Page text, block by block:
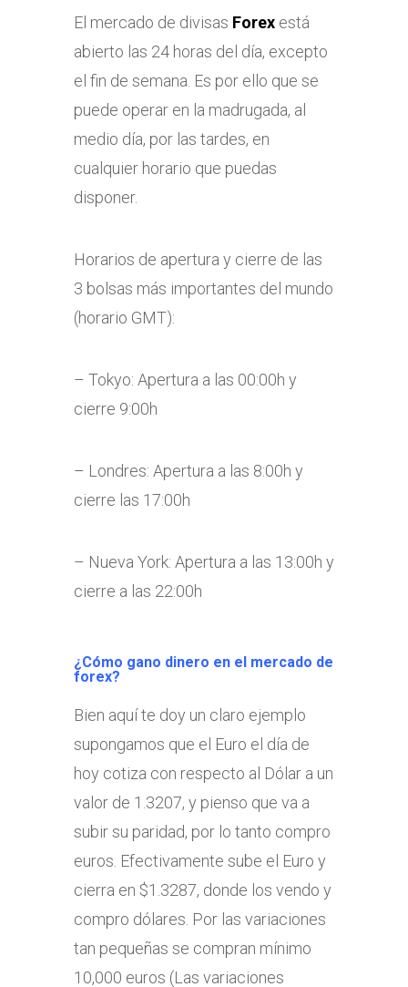
El mercado de divisas Forexestá
abierto las 24 horas del día, excepto
el fin de semana. Es por ello que se
puede operar en la madrugada, al
medio día, por las tardes, en
cualquier horario que puedas
disponer.
Horarios de apertura y cierre de las
3 bolsas más importantes del mundo
(horario GMT):
– Tokyo: Apertura a las 00:00h y
cierre 9:00h
– Londres: Apertura a las 8:00h y
cierre las 17:00h
– Nueva York: Apertura a las 13:00h y
cierre a las 22:00h
¿Cómo gano dinero en el mercado de
forex?
Bien aquí te doy un claro ejemplo
supongamos que el Euro el día de
hoy cotiza con respecto al Dólar a un
valor de 1.3207, y pienso que va a
subir su paridad, por lo tanto compro
euros. Efectivamente sube el Euro y
cierra en $1.3287, donde los vendo y
compro dólares. Por las variaciones
tan pequeñas se compran mínimo
10,000 euros (Las variaciones